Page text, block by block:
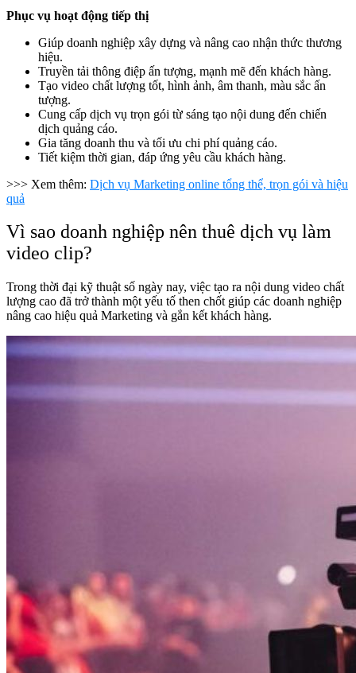
Phục vụ hoạt động tiếp thị
Giúp doanh nghiệp xây dựng và nâng cao nhận thức thương
hiệu.
Truyền tải thông điệp ấn tượng, mạnh mẽ đến khách hàng.
Tạo video chất lượng tốt, hình ảnh, âm thanh, màu sắc ấn
tượng.
Cung cấp dịch vụ trọn gói từ sáng tạo nội dung đến chiến
dịch quảng cáo.
Gia tăng doanh thu và tối ưu chi phí quảng cáo.
Tiết kiệm thời gian, đáp ứng yêu cầu khách hàng.
>>> Xem thêm: Dịch vụ Marketing online tổng thể, trọn gói và hiệu
quả
Vì sao doanh nghiệp nên thuê dịch vụ làm
video clip?
Trong thời đại kỹ thuật số ngày nay, việc tạo ra nội dung video chất
lượng cao đã trở thành một yếu tố then chốt giúp các doanh nghiệp
nâng cao hiệu quả Marketing và gắn kết khách hàng.